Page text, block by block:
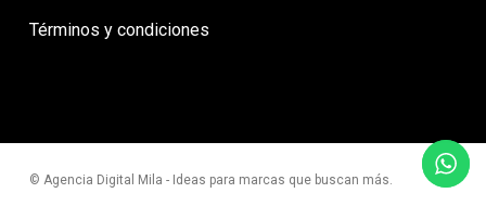
Términos y condiciones
© Agencia Digital Mila - Ideas para marcas que buscan más.